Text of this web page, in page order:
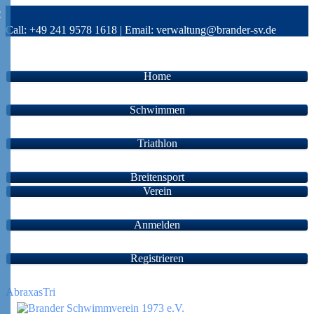
Call: +49 241 9578 1618 | Email: verwaltung@brander-sv.de
Home
Schwimmen
Triathlon
Breitensport
Verein
Anmelden
Registrieren
AbraxasTri